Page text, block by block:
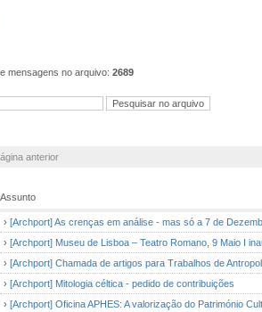
mensagens no arquivo: 2689
anterior
Assunto
› [Archport] As crenças em análise - mas só a 7 de
› [Archport] Museu de Lisboa – Teatro Romano, 9 Maio I
› [Archport] Chamada de artigos para Trabalhos de
› [Archport] Mitologia céltica - pedido de contribuições
› [Archport] Oficina APHES: A valorização do Património